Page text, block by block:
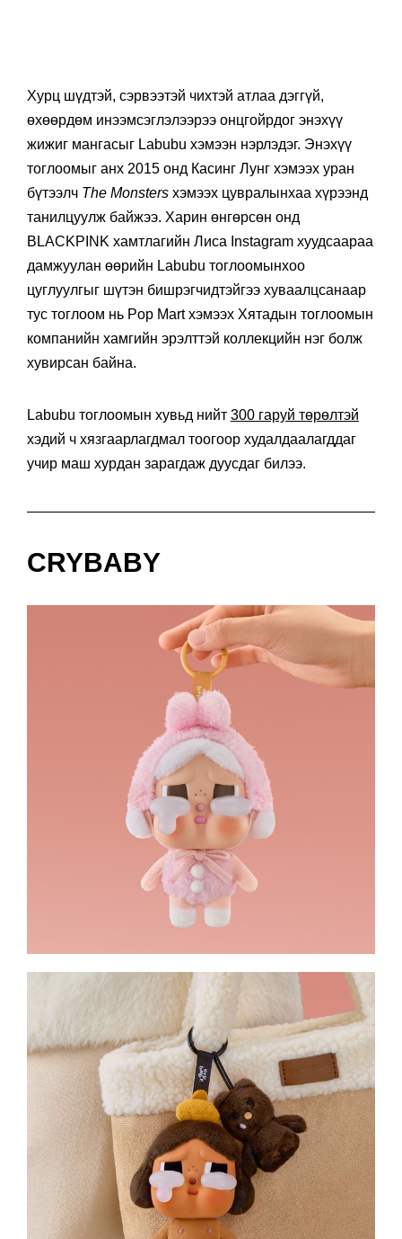
Хурц шүдтэй, сэрвээтэй чихтэй атлаа дэггүй,
өхөөрдөм инээмсэглэлээрээ онцгойрдог энэхүү
жижиг мангасыг Labubu хэмээн нэрлэдэг. Энэхүү
тоглоомыг анх 2015 онд Касинг Лунг хэмээх уран
бүтээлч The Monsters хэмээх цувралынхаа хүрээнд
танилцуулж байжээ. Харин өнгөрсөн онд
BLACKPINK хамтлагийн Лиса Instagram хуудсаараа
дамжуулан өөрийн Labubu тоглоомынхоо
цуглуулгыг шүтэн бишрэгчидтэйгээ хуваалцсанаар
тус тоглоом нь Pop Mart хэмээх Хятадын тоглоомын
компанийн хамгийн эрэлттэй коллекцийн нэг болж
хувирсан байна.
Labubu тоглоомын хувьд нийт 300 гаруй төрөлтэй
хэдий ч хязгаарлагдмал тоогоор худалдаалагддаг
учир маш хурдан зарагдаж дуусдаг билээ.
CRYBABY